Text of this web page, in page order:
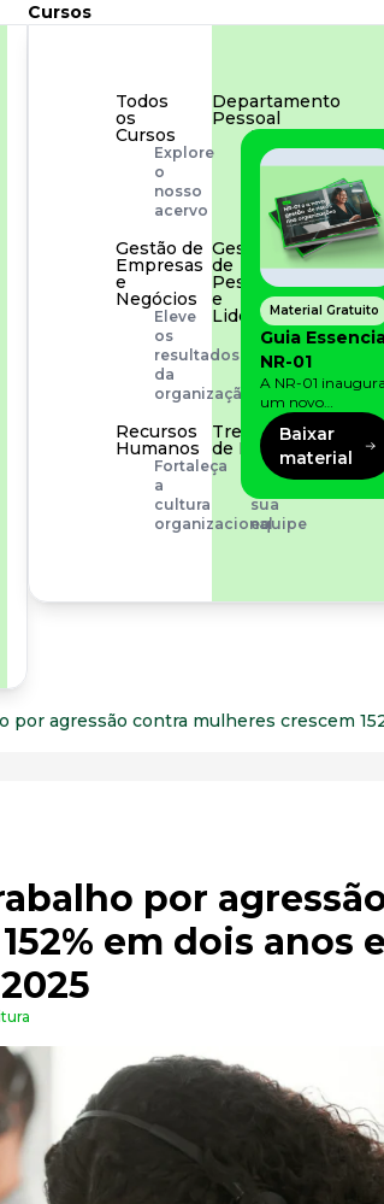
Cursos
Todos
os
Cursos
Explore
o
nosso
acervo
Departamento
Pessoal
Para
simplificar
processos
Gestão de
Empresas
e
Negócios
Eleve
os
resultados
da
organização
Gestão
de
Pessoas
e
Liderança
Capacitação
com
especialistas
Recursos
Humanos
Fortaleça
a
cultura
organizacional
Treinamento
de Produto
Desenvolva
sua
equipe
Material Gratuito
Guia
NR-01
A NR-01 inaugura
um novo
momento na
prevenção de
agora, além dos
fatores físicos e
operacionais, as
empresas precisam
olhar também
Baixar
material
por agressão contra mulheres crescem
por
em dois anos